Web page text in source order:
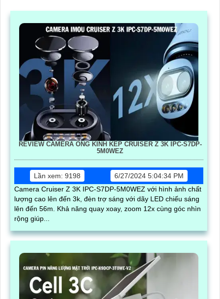
REVIEW CAMERA ỐNG KÍNH KÉP CRUISER Z 3K IPC-S7DP-
5M0WEZ
Lần xem: 9198
6/27/2024 5:04:34 PM
Camera Cruiser Z 3K IPC-S7DP-5M0WEZ với hình ảnh chất
lượng cao lên đến 3k, đèn trợ sáng với dãy LED chiếu sáng
lên đến 56m. Khả năng quay xoay, zoom 12x cùng góc nhìn
rộng giúp...